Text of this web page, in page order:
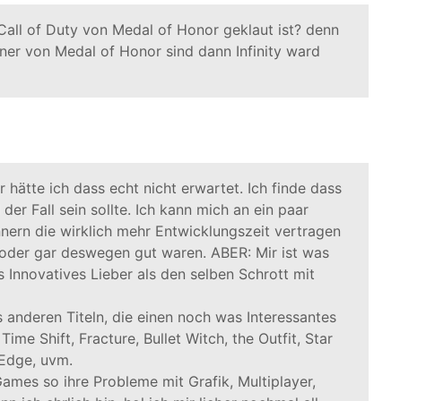
of Duty von Medal of Honor geklaut ist? denn
von Medal of Honor sind dann Infinity ward
hätte ich dass echt nicht erwartet. Ich finde dass
Fall sein sollte. Ich kann mich an ein paar
die wirklich mehr Entwicklungszeit vertragen
gar deswegen gut waren. ABER: Mir ist was
Innovatives Lieber als den selben Schrott mit
Titeln, die einen noch was Interessantes
Shift, Fracture, Bullet Witch, the Outfit, Star
uvm.
so ihre Probleme mit Grafik, Multiplayer,